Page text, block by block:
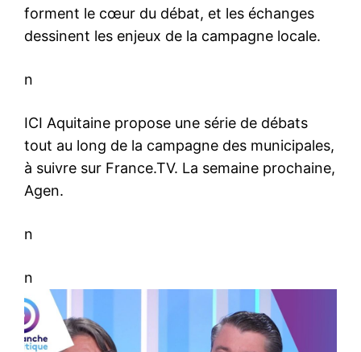
forment le cœur du débat, et les échanges
dessinent les enjeux de la campagne locale.
n
ICI Aquitaine propose une série de débats
tout au long de la campagne des municipales,
à suivre sur France.TV. La semaine prochaine,
Agen.
n
n